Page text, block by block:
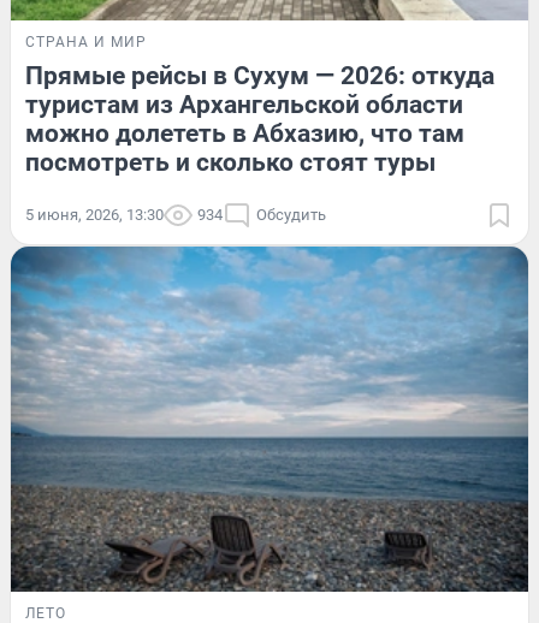
СТРАНА И МИР
Прямые рейсы в Сухум — 2026: откуда
туристам из Архангельской области
можно долететь в Абхазию, что там
посмотреть и сколько стоят туры
5 июня, 2026, 13:30 934 Обсудить
ЛЕТО